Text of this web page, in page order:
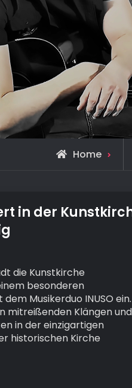
Home
in der
die Kunstkirche
besonderen
Musikerduo INUSO ein.
mitreißenden Klängen und
in der einzigartigen
historischen Kirche